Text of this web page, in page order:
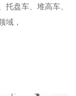
盘车、堆高车、
域，